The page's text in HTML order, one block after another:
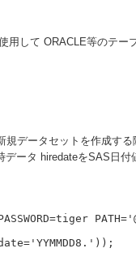
して ORACLE等のテー
データセットを作成す
ータ hiredateをSAS日付